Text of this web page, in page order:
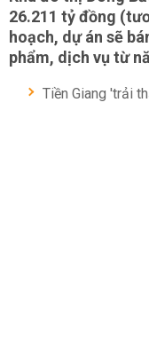
26.211 tỷ đồng
hoạch, dự án sẽ
phẩm, dịch vụ từ
Tiền Giang 'trải